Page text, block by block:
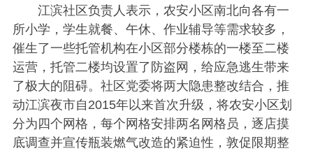
江滨社区负责人表示，农安小区南北向各有一
所小学，学生就餐、午休、作业辅导等需求较多，
催生了一些托管机构在小区部分楼栋的一楼至二楼
运营，托管二楼均设置了防盗网，给应急逃生带来
了极大的阻碍。社区党委将两大隐患整改结合，推
动江滨夜市自2015年以来首次升级，将农安小区划
分为四个网格，每个网格安排两名网格员，逐店摸
底调查并宣传瓶装燃气改造的紧迫性，敦促限期整